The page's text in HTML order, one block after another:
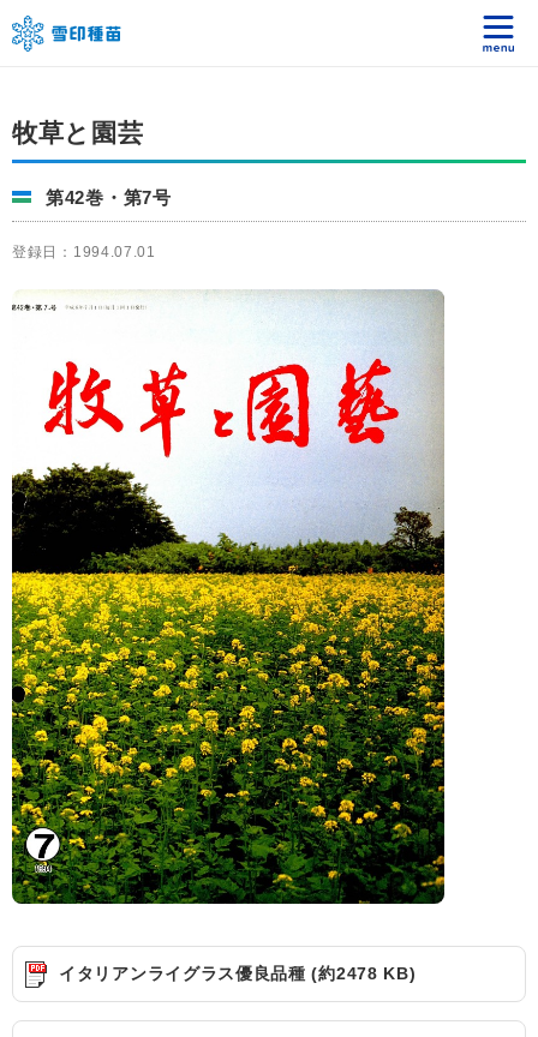
牧草と園芸
第42巻・第7号
登録日：1994.07.01
イタリアンライグラス優良品種 (約2478 KB)